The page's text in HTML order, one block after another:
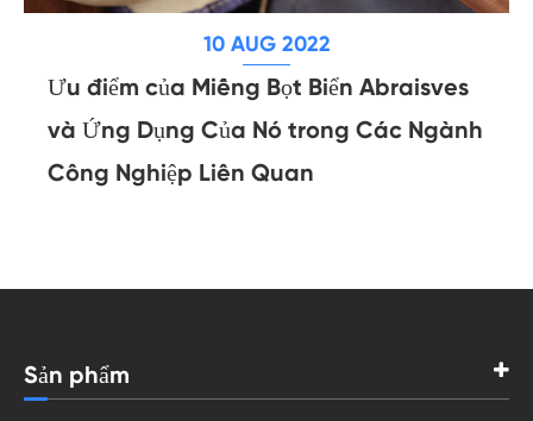
10 AUG 2022
Ưu điểm của Miếng Bọt Biển Abraisves
và Ứng Dụng Của Nó trong Các Ngành
Công Nghiệp Liên Quan
Sản phẩm